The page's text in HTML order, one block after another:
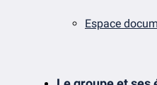
Espace